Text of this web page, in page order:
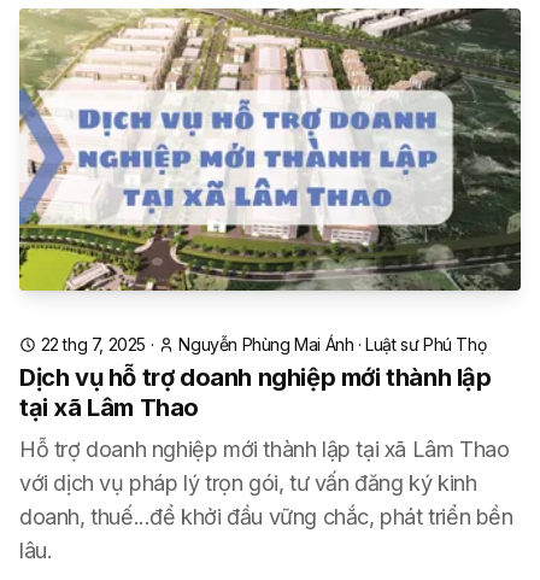
22 thg 7, 2025 · Nguyễn Phùng Mai Ánh ·Luật sư Phú Thọ
Dịch vụ hỗ trợ doanh nghiệp mới thành lập
tại xã Lâm Thao
Hỗ trợ doanh nghiệp mới thành lập tại xã Lâm Thao
với dịch vụ pháp lý trọn gói, tư vấn đăng ký kinh
doanh, thuế...để khởi đầu vững chắc, phát triển bền
lâu.